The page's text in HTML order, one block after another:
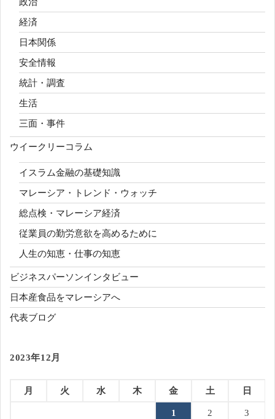
政治
経済
日本関係
安全情報
統計・調査
生活
三面・事件
ウイークリーコラム
イスラム金融の基礎知識
マレーシア・トレンド・ウォッチ
総点検・マレーシア経済
従業員の勤労意欲を高めるために
人生の知恵・仕事の知恵
ビジネスパーソンインタビュー
日本産食品をマレーシアへ
代表ブログ
2023年12月
月 火 水 木 金 土 日
1 2 3